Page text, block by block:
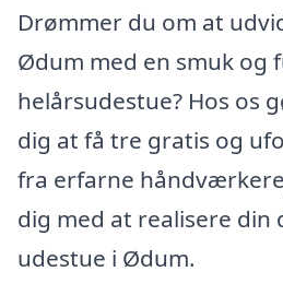
Drømmer du om at
Ødum med en smuk og
helårsudestue? Hos os
dig at få tre gratis og
fra erfarne
dig med at realisere din
udestue i Ødum.